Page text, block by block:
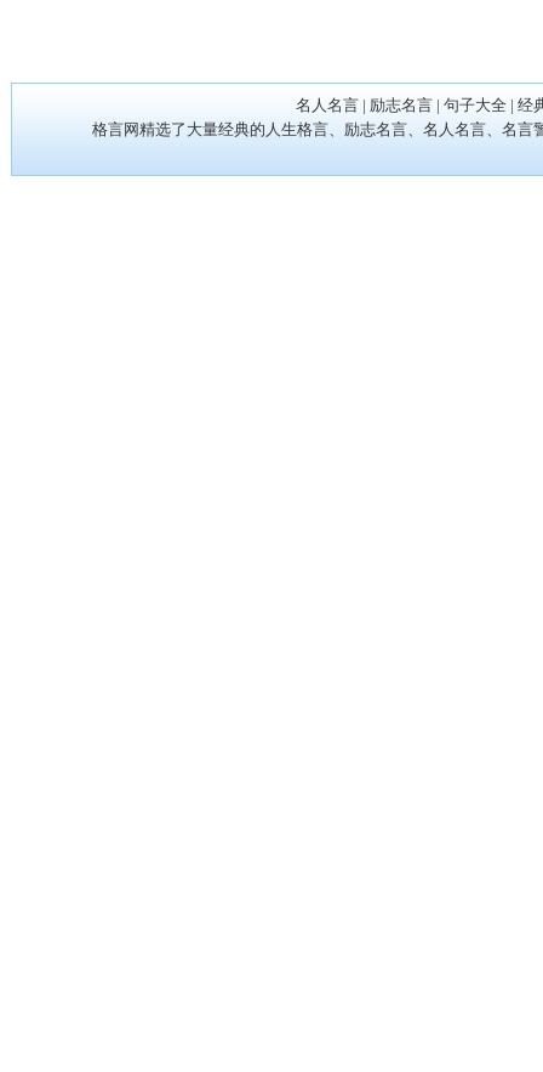
名人名言 | 励志名言 | 句子大全 | 经
格言网精选了大量经典的人生格言、励志名言、名人名言、名